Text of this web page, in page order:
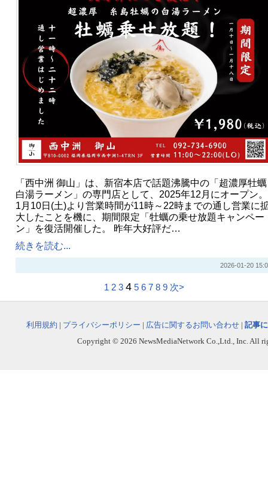
「西中洲 御山」は、新宿本店で話題沸騰中の「超濃厚牡蠣
白湯ラーメン」の専門店として、2025年12月にオープン。
1月10日(土)より営業時間が11時～22時までの通し営業に
大したことを機に、期間限定「牡蠣の乗せ放題キャンペー
ン」を復活開催した。 昨年大好評だ…
続きを読む...
2026-01-20
1 2 3 4 5 6 7 8 9 次>
利用規約 | プライバシーポリシー | 広告に関するお問い合わせ | 記事
Copyright © 2026 NewsMediaNetwork Co.,Ltd., Inc. All